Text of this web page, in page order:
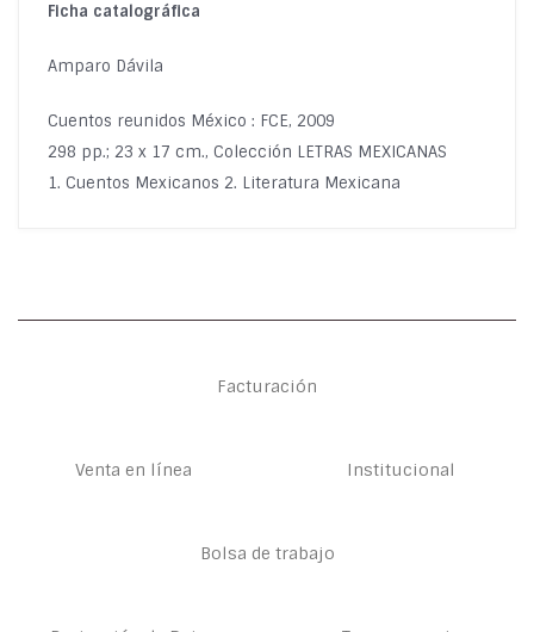
Ficha catalográfica
Amparo Dávila
Cuentos reunidos México : FCE, 2009
298 pp.; 23 x 17 cm., Colección LETRAS MEXICANAS
1. Cuentos Mexicanos 2. Literatura Mexicana
Facturación
Venta en línea Institucional
Bolsa de trabajo